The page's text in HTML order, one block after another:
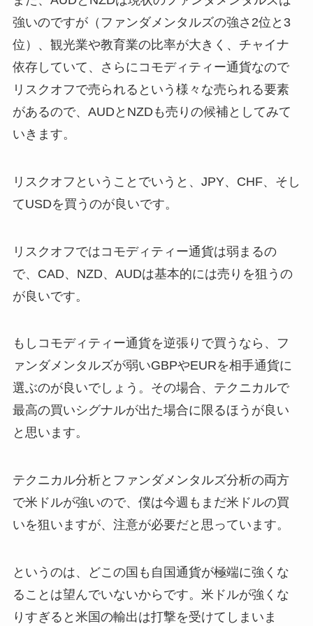
強いのですが（ファンダメンタルズの強さ2位と3
位）、観光業や教育業の比率が大きく、チャイナ
依存していて、さらにコモディティー通貨なので
リスクオフで売られるという様々な売られる要素
があるので、AUDとNZDも売りの候補としてみて
いきます。
リスクオフということでいうと、JPY、CHF、そし
てUSDを買うのが良いです。
リスクオフではコモディティー通貨は弱まるの
で、CAD、NZD、AUDは基本的には売りを狙うの
が良いです。
もしコモディティー通貨を逆張りで買うなら、フ
ァンダメンタルズが弱いGBPやEURを相手通貨に
選ぶのが良いでしょう。その場合、テクニカルで
最高の買いシグナルが出た場合に限るほうが良い
と思います。
テクニカル分析とファンダメンタルズ分析の両方
で米ドルが強いので、僕は今週もまだ米ドルの買
いを狙いますが、注意が必要だと思っています。
というのは、どこの国も自国通貨が極端に強くな
ることは望んでいないからです。米ドルが強くな
りすぎると米国の輸出は打撃を受けてしまいま